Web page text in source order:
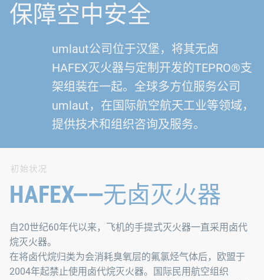
保障空中安全
umlaut公司位于汉堡，将其无卤
HAFEX灭火器与定制开发的TEPRO®支
架组装在一起。全球多方位服务公司
umlaut，在国际航空航天工业等领域，
提供技术和组织咨询及服务。
初始状况
HAFEX——无卤灭火器
自20世纪60年代以来，飞机的手提式灭火器一直采用卤代
烷灭火器。
在将卤代烷归类为会消耗臭氧层的氟氯烃气体后，欧盟于
2004年起禁止使用卤代烷灭火器。国际民用航空组织